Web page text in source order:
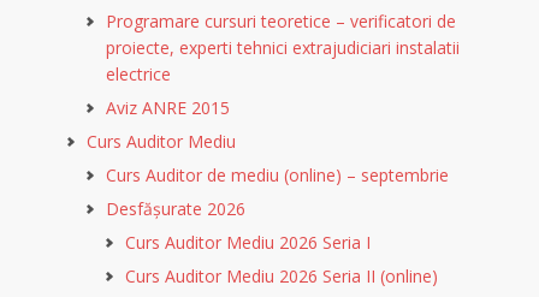
Programare cursuri teoretice – verificatori de
proiecte, experti tehnici extrajudiciari instalatii
electrice
Aviz ANRE 2015
Curs Auditor Mediu
Curs Auditor de mediu (online) – septembrie
Desfășurate 2026
Curs Auditor Mediu 2026 Seria I
Curs Auditor Mediu 2026 Seria II (online)